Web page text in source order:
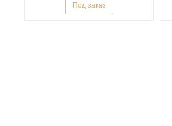
Под заказ